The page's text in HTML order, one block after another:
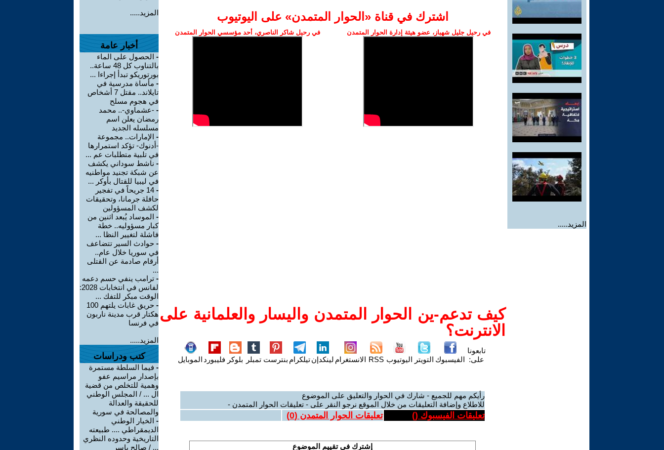
المزيد.....
اشترك في قناة ‫«الحوار المتمدن» على اليوتيوب
في رحيل جليل شهباز، عضو هيئة إدارة الحوار المتمدن في رحيل شاكر الناصري، أحد مؤسسي الحوار المتمدن
كيف تدعم-ين الحوار المتمدن واليسار والعلمانية على
الانترنت؟
تابعونا
على: الفيسبوك التويتر اليوتيوب RSS الانستغرام لينكدإنتيلكرام بنترست تمبلر بلوكر فليبورد الموبايل
رأيكم مهم للجميع - شارك في الحوار والتعليق على الموضوع
للاطلاع وإضافة التعليقات من خلال الموقع نرجو النقر على - تعليقات الحوار المتمدن -
تعليقات الفيسبوك () تعليقات الحوار المتمدن (0
)
المزيد.....
أخبار عامة
- الحصول على الماء
بالتناوب كل 48 ساعة..
بورتوريكو تبدأ إجراءا ...
- مأساة مدرسية في
تايلاند.. مقتل 7 أشخاص
في هجوم مسلح
- -عشماوي-.. محمد
رمضان يعلن اسم
مسلسله الجديد
- الإمارات.. مجموعة
-أدنوك- تؤكد استمرارها
في تلبية متطلبات عم ...
- ناشط سوداني يكشف
عن شبكة تجنيد مواطنيه
في ليبيا للقتال بأوكر ...
-
14 جريحاً في تفجير
حافلة جرمانا، وتحقيقات
لكشف المسؤولين
- الموساد يُبعد اثنين من
كبار مسؤوليه.. خطة
فاشلة لتغيير النظا ...
- حوادث السير تتضاعف
في سوريا خلال عام..
أرقام صادمة عن القتلى
...
- ترامب ينفي حسم دعمه
لفانس في انتخابات 2028:
الوقت مبكر للتفك ...
-
حريق غابات يلتهم 100
هكتار قرب مدينة ناربون
في فرنسا
المزيد.....
كتب ودراسات
- فيما السلطة مستمرة
بإصدار مراسيم عفو
وهمية للتخلص من قضية
ال ... / المجلس الوطني
للحقيقة والعدالة
والمصالحة في سورية
- الخيار الوطني
الديمقراطي .... طبيعته
التاريخية وحدوده النظري
... / صالح ياسر